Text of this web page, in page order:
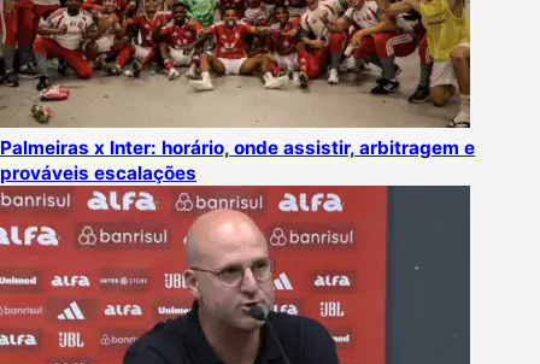
Palmeiras x Inter: horário, onde assistir, arbitragem e
prováveis escalações